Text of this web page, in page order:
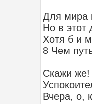
Для мира
Но в этот
Хотя б и
8 Чем
Скажи же!
Вчера, о,